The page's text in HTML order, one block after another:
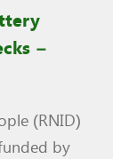
–
(RNID)
by